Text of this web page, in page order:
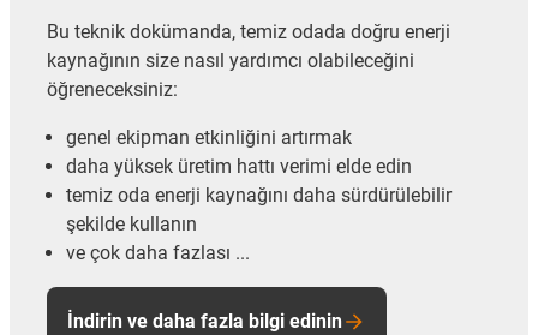
Bu teknik dokümanda, temiz odada doğru enerji
kaynağının size nasıl yardımcı olabileceğini
öğreneceksiniz:
genel ekipman etkinliğini artırmak
daha yüksek üretim hattı verimi elde edin
temiz oda enerji kaynağını daha sürdürülebilir
şekilde kullanın
ve çok daha fazlası ...
İndirin ve daha fazla bilgi edinin